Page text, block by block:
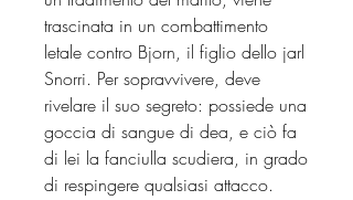
trascinata in un combattimento
letale contro Bjorn, il figlio dello jarl
Snorri. Per sopravvivere, deve
rivelare il suo segreto: possiede una
goccia di sangue di dea, e ciò fa
di lei la fanciulla scudiera, in grado
di respingere qualsiasi attacco.